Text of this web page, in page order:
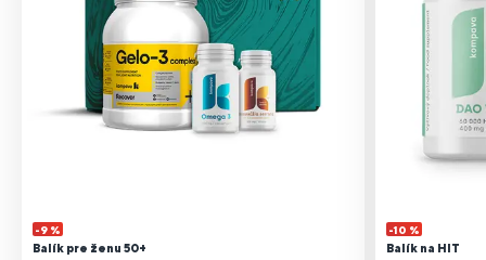
-9 %
Balík pre ženu 50+
-10 %
Balík na HIT